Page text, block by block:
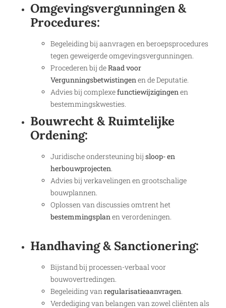
Omgevingsvergunningen &
Procedures:
Begeleiding bij aanvragen en beroepsprocedures
tegen geweigerde omgevingsvergunningen.
Procederen bij deRaad voor
Vergunningsbetwistingenen de Deputatie.
Advies bij complexefunctiewijzigingenen
bestemmingskwesties.
Bouwrecht & Ruimtelijke
Ordening:
Juridische ondersteuning bij sloop- en
herbouwprojecten.
Advies bij verkavelingen en grootschalige
bouwplannen.
Oplossen van discussies omtrent het
bestemmingsplanen verordeningen.
Handhaving & Sanctionering:
Bijstand bij processen-verbaal voor
bouwovertredingen.
Begeleiding vanregularisatieaanvragen.
Verdediging van belangen van zowel cliënten als